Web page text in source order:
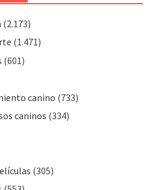
(2.173)
(1.471)
(601)
canino (733)
caninos (334)
(305)